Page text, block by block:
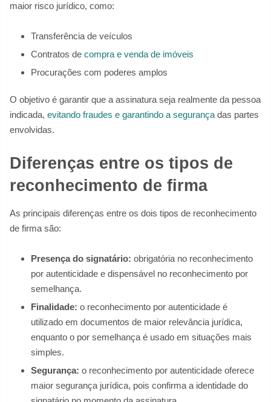
maior risco jurídico, como:
Transferência de veículos
Contratos de compra e venda de imóveis
Procurações com poderes amplos
O objetivo é garantir que a assinatura seja realmente da pessoa
indicada, evitando fraudes e garantindo a segurança das partes
envolvidas.
Diferenças entre os tipos de
reconhecimento de firma
As principais diferenças entre os dois tipos de reconhecimento
de firma são:
Presença do signatário: obrigatória no reconhecimento
por autenticidade e dispensável no reconhecimento por
semelhança.
Finalidade: o reconhecimento por autenticidade é
utilizado em documentos de maior relevância jurídica,
enquanto o por semelhança é usado em situações mais
simples.
Segurança: o reconhecimento por autenticidade oferece
maior segurança jurídica, pois confirma a identidade do